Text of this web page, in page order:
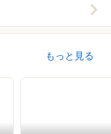
もっと見る